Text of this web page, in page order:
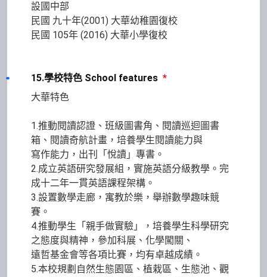
設國中部
民國 九十年(2001) 大華幼稚園復校
民國 105年 (2016) 大華小學復校
15.學校特色 School features *
大華特色
1.推動閱讀認證、班級圖書角、閱讀巡迴圖書
箱、閱讀奇航計畫，培養學生閱讀能力與
寫作能力，出刊「悅讀」專書。
2.成立英語研究發展組，實施英語分級教學。完
成十二年一貫英語課程架構。
3.設置數學走廊，寓教於樂，舉辦數學趣味競
賽。
4.推動學生「親手做實驗」，培養學生科學研究
之態度與精神，參加科展、化學闖關、
遠哲基金會等各項比賽，均有卓越成績。
5.本校規劃自然生態園區、植栽區、生態池、觀